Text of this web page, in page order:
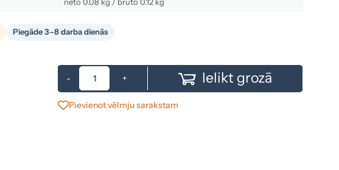
Piegāde 3–8 darba dienās
- + Ielikt grozā
Pievienot vēlmju sarakstam